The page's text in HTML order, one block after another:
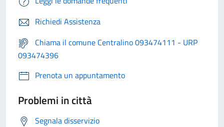
Richiedi Assistenza
Chiama il comune Centralino 093474111 - URP
093474396
Prenota un appuntamento
Problemi in città
Segnala disservizio